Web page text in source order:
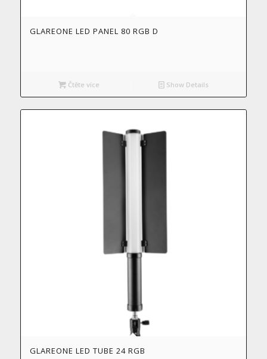
GLAREONE LED PANEL 80 RGB D
Čtěte více Show Details
GLAREONE LED TUBE 24 RGB